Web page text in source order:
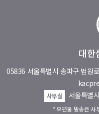
대한
05836 서울특별시 송파구 법원
사무실 서울특별
* 우편물 발송은 사